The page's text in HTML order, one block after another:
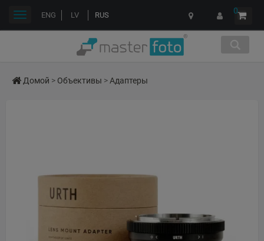
ENG LV RUS 0
Переключить
Домой > Объективы >Адаптеры